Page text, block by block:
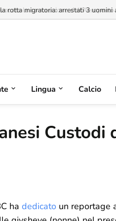
la concessione
Lingua Calcio
Custodi
ha dedicato un reportage